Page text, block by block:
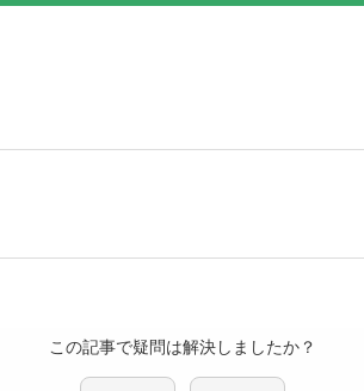
この記事で疑問は解決しましたか？